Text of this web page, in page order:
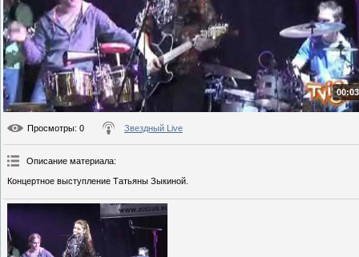
Просмотры: 0 Звездный Live
Описание материала:
Концертное выступление Татьяны Зыкиной.